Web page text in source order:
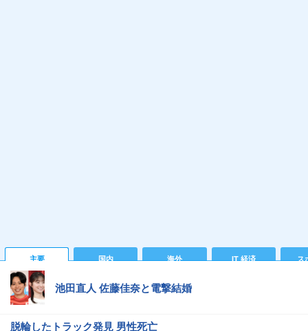
主要 国内 海外 IT 経済 ス
池田直人 佐藤佳奈と電撃結婚
脱輪したトラック発見 男性死亡